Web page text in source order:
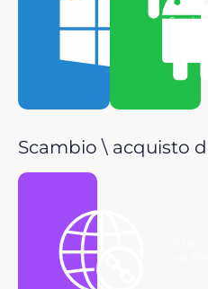
Scarica
Scambio \ acquisto